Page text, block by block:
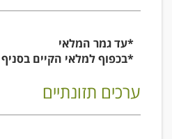
*עד גמר המלאי
*בכפוף למלאי הקיים בסניף
ערכים תזונתיים